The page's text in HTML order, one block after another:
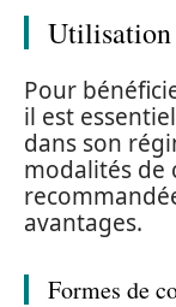
Utilisation
Pour
il est
dans son
modalités de
avantages.
Formes de